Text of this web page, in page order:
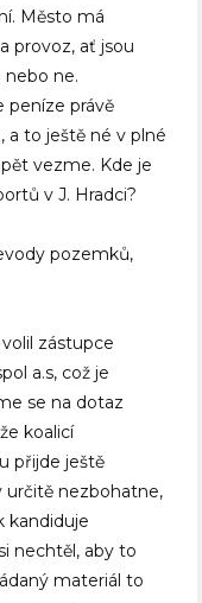
Město má
provoz, ať jsou
nebo ne.
právě
a to ještě né v plné
vezme. Kde je
v J. Hradci?
pozemků,
zástupce
a.s, což je
se na dotaz
koalicí
přijde ještě
určitě nezbohatne,
kandiduje
nechtěl, aby to
materiál to